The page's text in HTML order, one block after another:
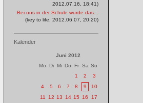
2012.07.16, 18:41)
Bei uns in der Schule wurde das...
(key to life, 2012.06.07, 20:20)
Kalender
Juni 2012
Mo
Di Mi Do Fr Sa So
1
2
3
4
5 6 7 8 9
10
11
12 13 14 15 16
17